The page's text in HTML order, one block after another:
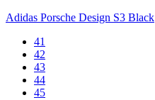
Adidas Porsche Design S3 Black
41
42
43
44
45